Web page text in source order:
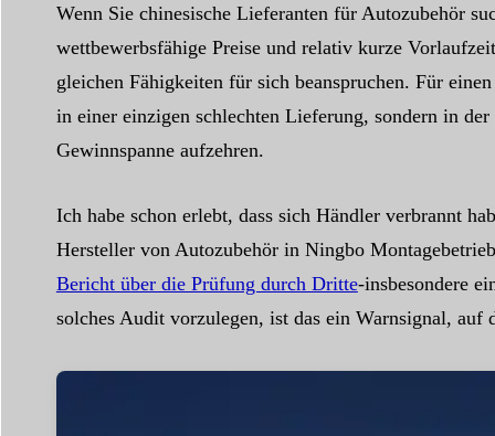
Wenn Sie chinesische Lieferanten für Autozubehör
wettbewerbsfähige Preise und relativ kurze
gleichen Fähigkeiten für sich beanspruchen. Für
in einer einzigen schlechten Lieferung, sondern in
Gewinnspanne aufzehren.
Ich habe schon erlebt, dass sich Händler verbrannt
Hersteller von Autozubehör in Ningbo
Bericht über die Prüfung durch Dritte-insbesondere
solches Audit vorzulegen, ist das ein Warnsignal,